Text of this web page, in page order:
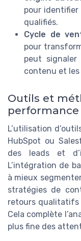
pour identifier
qualifiés.
Cycle de
pour
peut
contenu et
Outils et
performance
L’utilisation
HubSpot ou
des leads et
L’intégration de
à mieux
stratégies de
retours qualitatifs
Cela complète
plus fine des